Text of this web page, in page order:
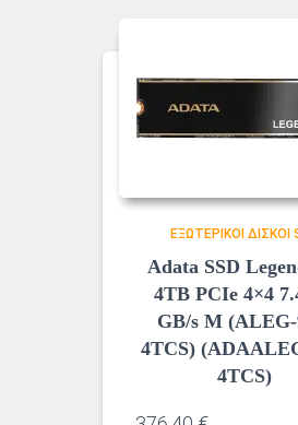
ΕΞΩΤΕΡΙΚΟΊ ΔΊΣΚΟΙ
Adata SSD
4TB PCIe 4×4
GB/s M (ALEG-
4TCS)
4TCS)